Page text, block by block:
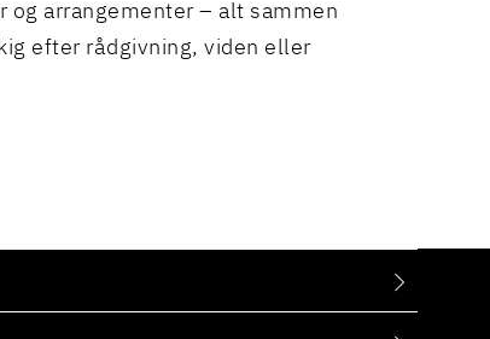
og arrangementer – alt sammen
efter rådgivning, viden eller